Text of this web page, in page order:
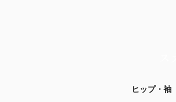
ヒップ・袖